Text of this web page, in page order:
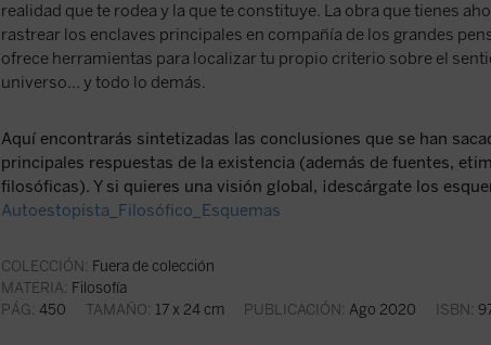
realidad que te rodea y la que te constituye. La obra que tienes
rastrear los enclaves principales en compañía de los grandes
ofrece herramientas para localizar tu propio criterio sobre el
universo... y todo lo demás.
Aquí encontrarás sintetizadas las conclusiones que se han
principales respuestas de la existencia (además de fuentes,
filosóficas). Y si quieres una visión global, ¡descárgate los
Autoestopista_Filosófico_Esquemas
COLECCIÓN: Fuera de colección
MATERIA: Filosofía
PÁG: 450 TAMAÑO: 17 x 24 cm PUBLICACIÓN: Ago 2020 ISBN: